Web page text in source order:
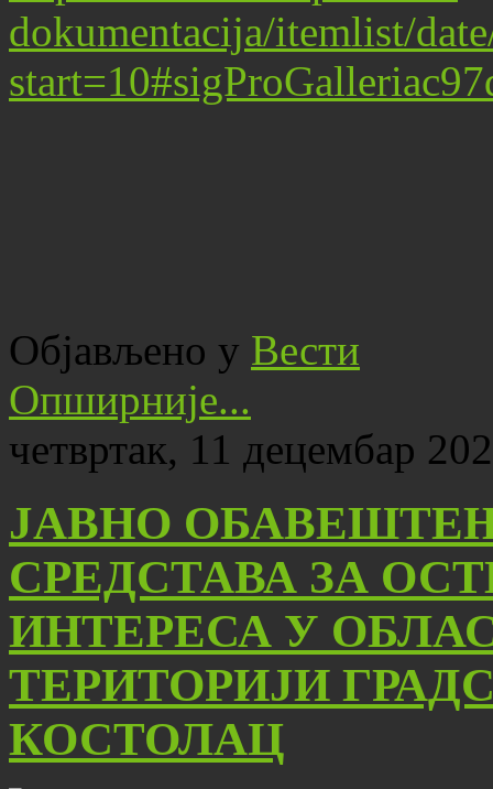
dokumentacija/itemlist/
Објављено у Вести
Опширније...
четвртак, 11 децембар
ЈАВНО
СРЕДСТАВА ЗА
ИНТЕРЕСА У
ТЕРИТОРИЈИ
КОСТОЛАЦ